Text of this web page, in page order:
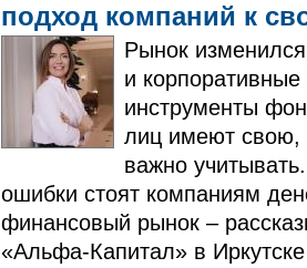
подход компаний к
Рынок
и
инструменты
лиц имеют свою,
важно
ошибки стоят компаниям
финансовый рынок –
«Альфа-Капитал» в